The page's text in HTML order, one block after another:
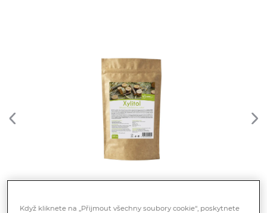
Když kliknete na „Přijmout všechny soubory cookie“, poskytnete